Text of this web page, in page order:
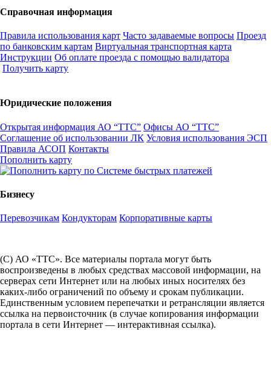
Справочная информация
Правила использования карт Часто задаваемые вопросы Проезд
по банковским картам Виртуальная транспортная карта
Инструкции Об оплате проезда с помощью валидатора
Получить карту
Юридические положения
Открытая информация АО “ТТС” Офисы АО “ТТС”
Соглашение об использовании ЛК Условия использования ЭСП
Правила АСОП Контакты
Пополнить карту
Бизнесу
Перевозчикам Кондукторам Корпоративные карты
(С) АО «ТТС». Все материалы портала могут быть
воспроизведены в любых средствах массовой информации, на
серверах сети Интернет или на любых иных носителях без
каких-либо ограничений по объему и срокам публикации.
Единственным условием перепечатки и ретрансляции является
ссылка на первоисточник (в случае копирования информации
портала в сети Интернет — интерактивная ссылка).